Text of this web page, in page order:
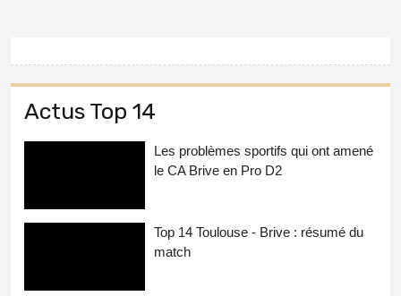
Actus Top 14
Les problèmes sportifs qui ont amené
le CA Brive en Pro D2
Top 14 Toulouse - Brive : résumé du
match